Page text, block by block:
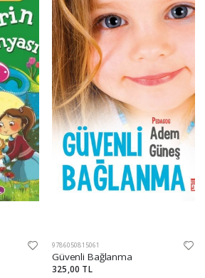
9786050815061
Güvenli Bağlanma
325,00 TL